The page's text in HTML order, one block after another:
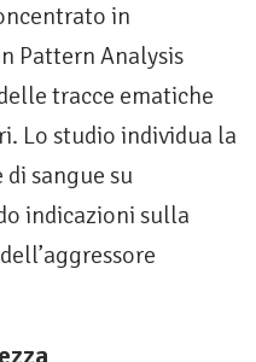
in
Pattern Analysis
tracce ematiche
Lo studio individua la
sangue su
indicazioni sulla